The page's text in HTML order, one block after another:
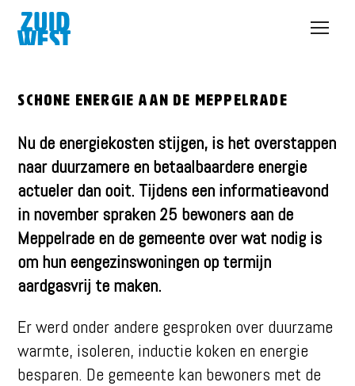
Open
Schone energie aan de Meppelrade
Nu de energiekosten stijgen, is het overstappen
naar duurzamere en betaalbaardere energie
actueler dan ooit. Tijdens een informatieavond
in november spraken 25 bewoners aan de
Meppelrade en de gemeente over wat nodig is
om hun eengezinswoningen op termijn
aardgasvrij te maken.
Er werd onder andere gesproken over duurzame
warmte, isoleren, inductie koken en energie
besparen. De gemeente kan bewoners met de